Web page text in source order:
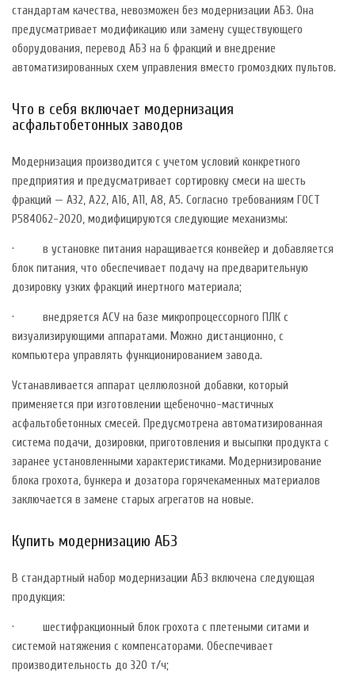
стандартам качества, невозможен без модернизации АБЗ. Она
предусматривает модификацию или замену существующего
оборудования, перевод АБЗ на 6 фракций и внедрение
автоматизированных схем управления вместо громоздких пультов.
Что в себя включает модернизация
асфальтобетонных заводов
Модернизация производится с учетом условий конкретного
предприятия и предусматривает сортировку смеси на шесть
фракций — А32, А22, А16, А11, А8, А5. Согласно требованиям ГОСТ
Р584062-2020, модифицируются следующие механизмы:
· в установке питания наращивается конвейер и добавляется
блок питания, что обеспечивает подачу на предварительную
дозировку узких фракций инертного материала;
· внедряется АСУ на базе микропроцессорного ПЛК с
визуализирующими аппаратами. Можно дистанционно, с
компьютера управлять функционированием завода.
Устанавливается аппарат целлюлозной добавки, который
применяется при изготовлении щебеночно-мастичных
асфальтобетонных смесей. Предусмотрена автоматизированная
система подачи, дозировки, приготовления и высыпки продукта с
заранее установленными характеристиками. Модернизирование
блока грохота, бункера и дозатора горячекаменных материалов
заключается в замене старых агрегатов на новые.
Купить модернизацию АБЗ
В стандартный набор модернизации АБЗ включена следующая
продукция:
· шестифракционный блок грохота с плетеными ситами и
системой натяжения с компенсаторами. Обеспечивает
производительность до 320 т/ч;